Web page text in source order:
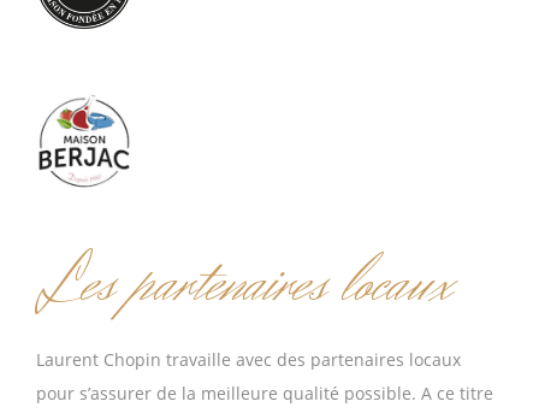
Les partenaires locaux
Laurent Chopin travaille avec des partenaires locaux
pour s’assurer de la meilleure qualité possible. A ce titre